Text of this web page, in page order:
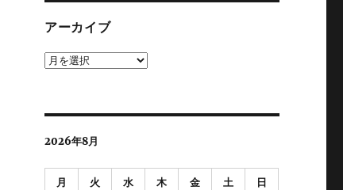
アーカイブ
ア
2026年8月
月 火 水 木 金 土 日